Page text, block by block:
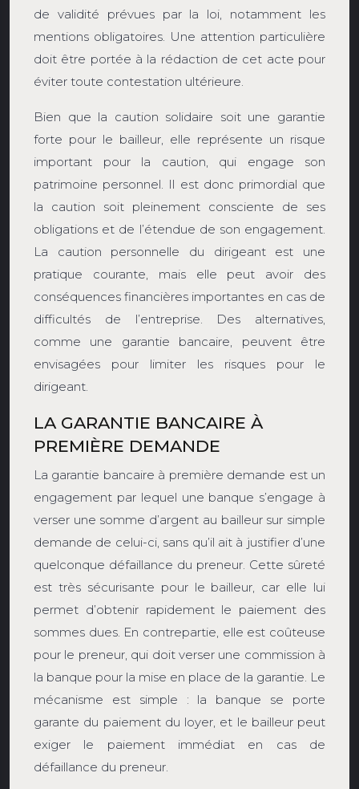
de validité prévues par la loi, notamment les
mentions obligatoires. Une attention particulière
doit être portée à la rédaction de cet acte pour
éviter toute contestation ultérieure.
Bien que la caution solidaire soit une garantie
forte pour le bailleur, elle représente un risque
important pour la caution, qui engage son
patrimoine personnel. Il est donc primordial que
la caution soit pleinement consciente de ses
obligations et de l’étendue de son engagement.
La caution personnelle du dirigeant est une
pratique courante, mais elle peut avoir des
conséquences financières importantes en cas de
difficultés de l’entreprise. Des alternatives,
comme une garantie bancaire, peuvent être
envisagées pour limiter les risques pour le
dirigeant.
LA GARANTIE BANCAIRE À
PREMIÈRE DEMANDE
La garantie bancaire à première demande est un
engagement par lequel une banque s’engage à
verser une somme d’argent au bailleur sur simple
demande de celui-ci, sans qu’il ait à justifier d’une
quelconque défaillance du preneur. Cette sûreté
est très sécurisante pour le bailleur, car elle lui
permet d’obtenir rapidement le paiement des
sommes dues. En contrepartie, elle est coûteuse
pour le preneur, qui doit verser une commission à
la banque pour la mise en place de la garantie. Le
mécanisme est simple : la banque se porte
garante du paiement du loyer, et le bailleur peut
exiger le paiement immédiat en cas de
défaillance du preneur.